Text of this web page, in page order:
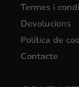
Termes i
Devolucions
Política de
Contacte